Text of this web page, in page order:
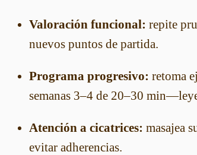
Valoración funcional: repite
nuevos puntos de partida.
Programa progresivo: retoma
semanas 3–4 de 20–30
Atención a cicatrices: masajea
evitar adherencias.